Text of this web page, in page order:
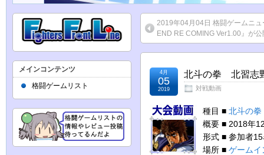
2019年04月04日 格闘ゲームニ
END RE COMING Ver1.00』が
北斗の拳 北習志
対戦動画
4月
05
2019
種目 ■ 北斗の拳
概要 ■ 2018年
形式 ■ 参加者
場所 ■ ゲームイ
メインコンテンツ
格闘ゲームリスト